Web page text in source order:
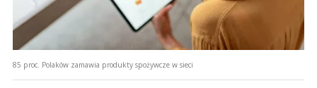
85 proc. Polaków zamawia produkty spożywcze w sieci